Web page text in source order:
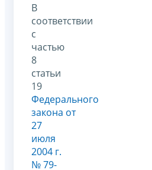
В
соответствии
с
частью
8
статьи
19
Федерального
закона от
27
июля
2004 г.
№ 79-